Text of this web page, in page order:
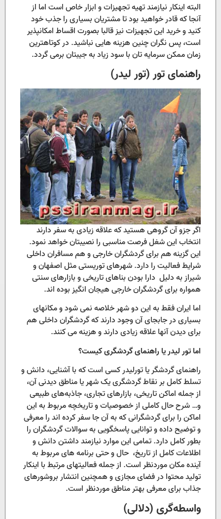
البته اینکار نیازمند تهیه تجهیزات و ابزار خاص است اما از
آنجا که قادر خواهید بود تا مشتریان بسیاری را جذب خود
کنید و خرید این تجهیزات نیز قالبا بصورت اقساط امکانپذیر
است، پس نگران چنین هزینه هایی نباشید. در کوتاهترین
زمان ممکن سرمایه تان با سود زیاد به جیبتان برمی گردد.
راهنمای تور (تور لیدر)
اگر جزو آن گروهی هستید که علاقه زیادی به سفر دارند
انتخاب این شغل فرصت مناسبی را نصیبتان خواهد نمود.
این گزینه هم برای گردشگران خارجی و هم مسافران داخلی
شرایط فعالیت را دارد. شهرهای توریستی مثل اصفهان و
شیراز به دلیل دارا بودن بناهای تاریخی و بازارهای سنتی
همواره برای گردشگران خارجی هیجان انگیز بوده اند.
اما ایران فقط به این دو شهر خلاصه نمی شود و مکانهای
بسیاری در جابجای آن وجود دارند که گردشگران داخلی هم
برای دیدن آنها علاقه زیادی دارند و هزینه می کنند.
اما تور لیدر یا راهنمای گردشگری کیست؟
راهنمای گردشگر یا تورلیدر کسی است که با آشنایی، دانش و
تسلط کامل بر نقاط گردشگری یک شهر یا مناطق دیدنی آن،
از جمله اماکن تاریخی، بازارهای تجاری، جاذبه‌های طبیعی
و… شرح حال کاملی از خصوصیات و تاریخچه مربوط به این
اماکن را برای گردشگرانی که به آن جا سفر کرده اند را معرفی
و توضیح داده و توانایی پاسخگویی به سوالات گردشگران را
بطور کامل دارد. تمامی این موارد نیازمند داشتن دانش و
اطلاعات کامل از تاریخ، حال و حتی برنامه های مربوط به
آینده مکان موردنظر است. از جمله فعالیتهای مرتبط با اینکار
تولید محتوا در فضای مجازی و همچنین انتشار بروشورهای
جذاب برای معرفی بهتر مناطق موردنظر است.
واسطه‌گری (دلالی)